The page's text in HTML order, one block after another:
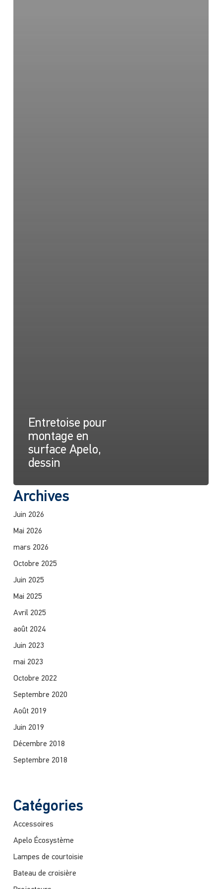
Entretoise pour
montage en
surface Apelo,
dessin
Archives
Juin 2026
Mai 2026
mars 2026
Octobre 2025
Juin 2025
Mai 2025
Avril 2025
août 2024
Juin 2023
mai 2023
Octobre 2022
Septembre 2020
Août 2019
Juin 2019
Décembre 2018
Septembre 2018
Catégories
Accessoires
Apelo Écosystème
Lampes de courtoisie
Bateau de croisière